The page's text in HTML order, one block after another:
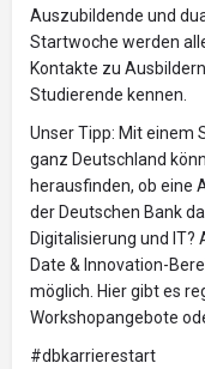
Auszubildende und
Startwoche werden
Kontakte zu
Studierende kennen.
Unser Tipp: Mit einem
ganz Deutschland
herausfinden, ob eine
der Deutschen Bank
Digitalisierung und IT?
Date & Innovation-
möglich. Hier gibt es
Workshopangebote
#dbkarrierestart